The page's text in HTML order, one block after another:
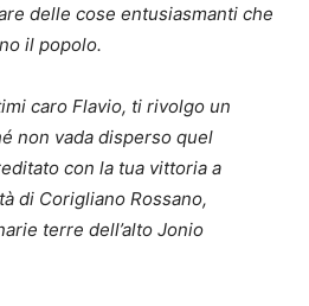
delle cose entusiasmanti che
il popolo.
caro Flavio, ti rivolgo un
non vada disperso quel
con la tua vittoria a
di Corigliano Rossano,
terre dell’alto Jonio